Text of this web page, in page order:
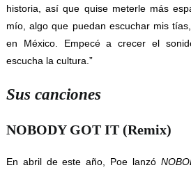
historia, así que quise meterle más
mío, algo que puedan escuchar mis
en México. Empecé a crecer el
escucha la cultura.”
Sus canciones
NOBODY GOT IT (Remix)
En abril de este año, Poe lanzó